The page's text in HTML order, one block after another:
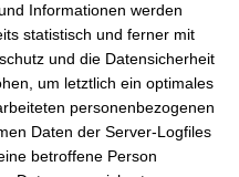
Informationen werden
statistisch und ferner mit
und die Datensicherheit
um letztlich ein optimales
personenbezogenen
Daten der Server-Logfiles
betroffene Person